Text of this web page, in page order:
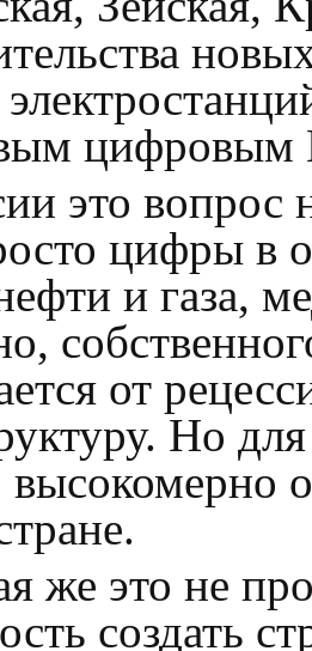
цифровым
это вопрос
цифры в
и газа,
от
Но
высокомерно
же это не
создать